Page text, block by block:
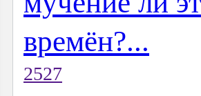
времён?...
2527